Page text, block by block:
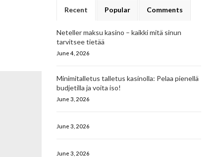
Recent Popular Comments
Neteller maksu kasino – kaikki mitä sinun
tarvitsee tietää
June 4, 2026
Minimitalletus talletus kasinolla: Pelaa pienellä
budjetilla ja voita iso!
June 3, 2026
June 3, 2026
June 3, 2026